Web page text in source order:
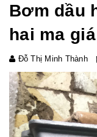
Bơm dầu
hai ma
Đỗ Thị Minh Thành